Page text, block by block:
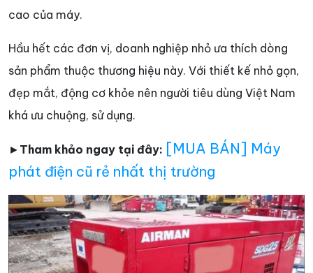
cao của máy.
Hầu hết các đơn vị, doanh nghiệp nhỏ ưa thích dòng
sản phẩm thuộc thương hiệu này. Với thiết kế nhỏ gọn,
đẹp mắt, động cơ khỏe nên người tiêu dùng Việt Nam
khá ưu chuộng, sử dụng.
► Tham khảo ngay tại đây: [MUA BÁN] Máy
phát điện cũ rẻ nhất thị trường